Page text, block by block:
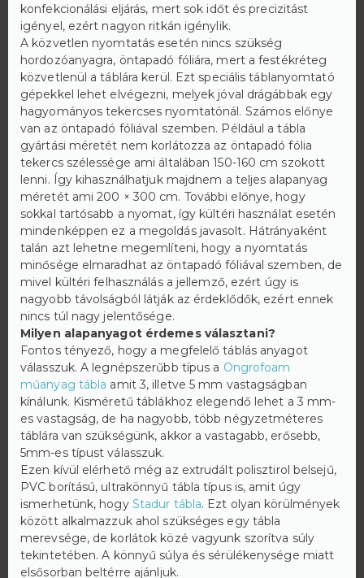
konfekcionálási eljárás, mert sok időt és precizitást
igényel, ezért nagyon ritkán igénylik.
A közvetlen nyomtatás esetén nincs szükség
hordozóanyagra, öntapadó fóliára, mert a festékréteg
közvetlenül a táblára kerül. Ezt speciális táblanyomtató
gépekkel lehet elvégezni, melyek jóval drágábbak egy
hagyományos tekercses nyomtatónál. Számos előnye
van az öntapadó fóliával szemben. Például a tábla
gyártási méretét nem korlátozza az öntapadó fólia
tekercs szélessége ami általában 150-160 cm szokott
lenni. Így kihasználhatjuk majdnem a teljes alapanyag
méretét ami 200 × 300 cm. További előnye, hogy
sokkal tartósabb a nyomat, így kültéri használat esetén
mindenképpen ez a megoldás javasolt. Hátrányaként
talán azt lehetne megemlíteni, hogy a nyomtatás
minősége elmaradhat az öntapadó fóliával szemben, de
mivel kültéri felhasználás a jellemző, ezért úgy is
nagyobb távolságból látják az érdeklődők, ezért ennek
nincs túl nagy jelentősége.
Milyen alapanyagot érdemes választani?
Fontos tényező, hogy a megfelelő táblás anyagot
válasszuk. A legnépszerűbb típus a Ongrofoam
műanyag tábla amit 3, illetve 5 mm vastagságban
kínálunk. Kisméretű táblákhoz elegendő lehet a 3 mm-
es vastagság, de ha nagyobb, több négyzetméteres
táblára van szükségünk, akkor a vastagabb, erősebb,
5mm-es típust válasszuk.
Ezen kívül elérhető még az extrudált polisztirol belsejű,
PVC borítású, ultrakönnyű tábla típus is, amit úgy
ismerhetünk, hogy Stadur tábla. Ezt olyan körülmények
között alkalmazzuk ahol szükséges egy tábla
merevsége, de korlátok közé vagyunk szorítva súly
tekintetében. A könnyű súlya és sérülékenysége miatt
elsősorban beltérre ajánljuk.